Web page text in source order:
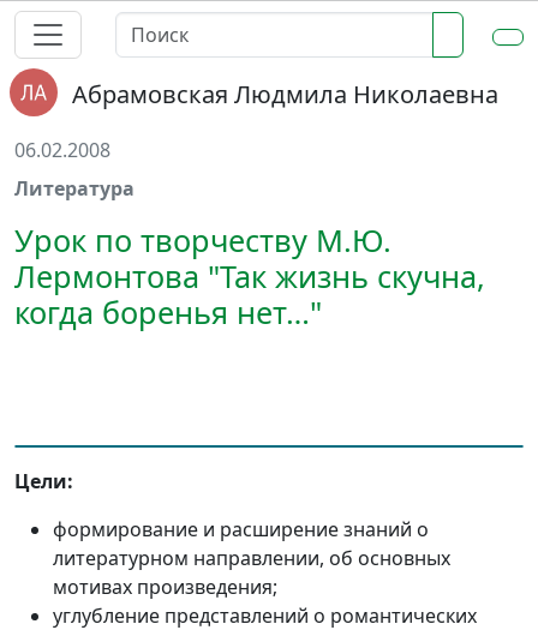
Абрамовская Людмила Николаевна
06.02.2008
Литература
Урок по творчеству М.Ю.
Лермонтова "Так жизнь скучна,
когда боренья нет…"
Цели:
формирование и расширение знаний о
литературном направлении, об основных
мотивах произведения;
углубление представлений о романтических